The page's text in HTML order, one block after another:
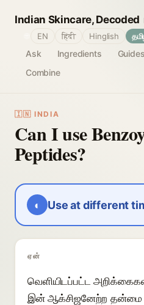
Indian Skincare, Decoded
Ask Ingredients Guides
Combine
EN हिंदी Hinglish
🇮🇳 INDIA
Can I use
Peptides?
◐ Use at different
ஏன்
வெளியிடப்பட்ட
இன் ஆக்சிஜனேற்ற தன்மை